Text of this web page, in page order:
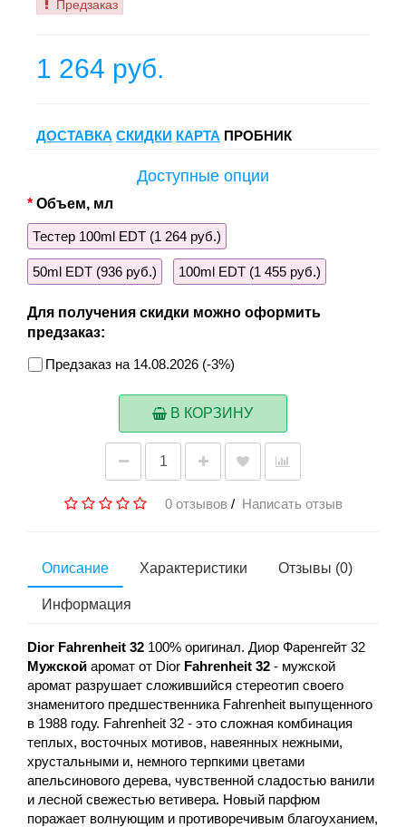
Предзаказ
1 264 руб.
ДОСТАВКА СКИДКИ КАРТА ПРОБНИК
Доступные опции
Объем, мл
Тестер 100ml EDT (1 264 руб.)
50ml EDT (936 руб.) 100ml EDT (1 455 руб.)
Для получения скидки можно оформить
предзаказ:
Предзаказ на 14.08.2026 (-3%)
В КОРЗИНУ
0 отзывов/ Написать отзыв
Описание Характеристики Отзывы (0)
Информация
Dior Fahrenheit 32 100% оригинал. Диор Фаренгейт 32
Мужской аромат от Dior Fahrenheit 32 - мужской
аромат разрушает сложившийся стереотип своего
знаменитого предшественника Fahrenheit выпущенного
в 1988 году. Fahrenheit 32 - это сложная комбинация
теплых, восточных мотивов, навеянных нежными,
хрустальными и, немного терпкими цветами
апельсинового дерева, чувственной сладостью ванили
и лесной свежестью ветивера. Новый парфюм
поражает волнующим и противоречивым благоуханием,